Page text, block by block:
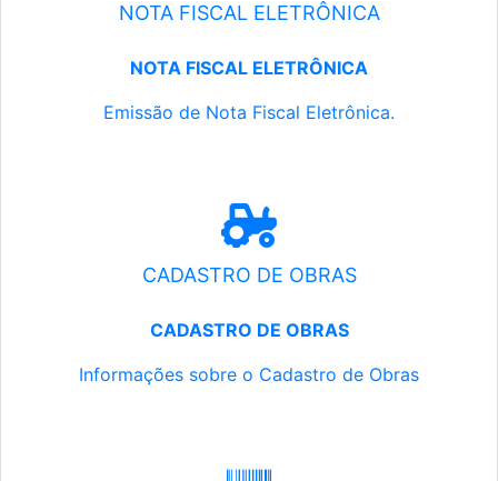
NOTA FISCAL ELETRÔNICA
NOTA FISCAL ELETRÔNICA
Emissão de Nota Fiscal Eletrônica.
CADASTRO DE OBRAS
CADASTRO DE OBRAS
Informações sobre o Cadastro de Obras